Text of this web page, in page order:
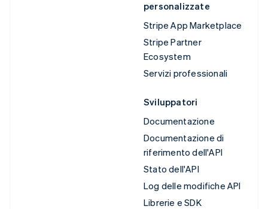
personalizzate
Stripe App Marketplace
Stripe Partner
Ecosystem
Servizi professionali
Sviluppatori
Documentazione
Documentazione di
riferimento dell'API
Stato dell'API
Log delle modifiche API
Librerie e SDK